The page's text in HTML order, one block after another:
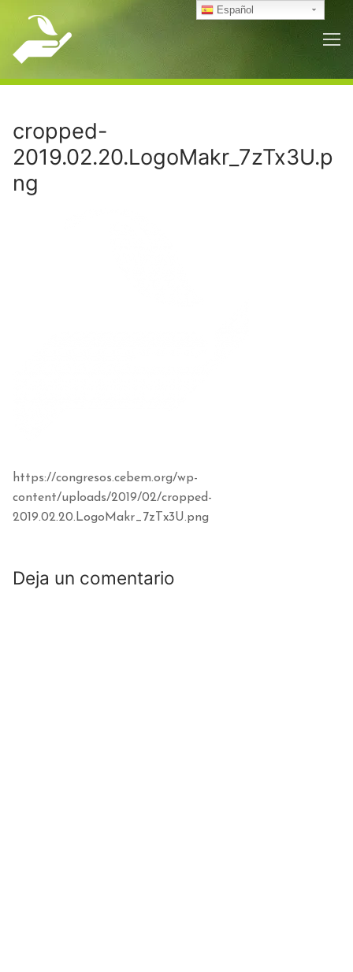
contenido
cropped-
2019.02.20.LogoMakr_7zTx3U.p
ng
https://congresos.cebem.org/wp-
content/uploads/2019/02/cropped-
2019.02.20.LogoMakr_7zTx3U.png
Deja un comentario
Español